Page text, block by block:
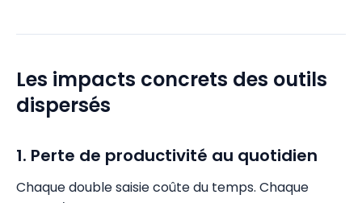
Les impacts concrets des outils
dispersés
1. Perte de productivité au quotidien
Chaque double saisie coûte du temps. Chaque